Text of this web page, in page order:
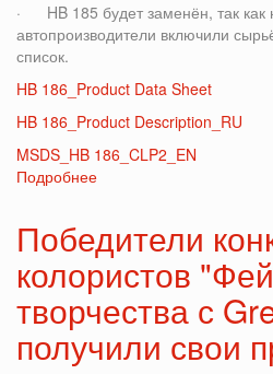
38L
· HB 185 будет заменён, так как
автопроизводители включили
список.
HB 186_Product Data Sheet
HB 186_Product Description_RU
MSDS_HB 186_CLP2_EN
Подробнее
вводится
в
качестве
замены
HB
185
Победители
колористов
творчества с
получили свои